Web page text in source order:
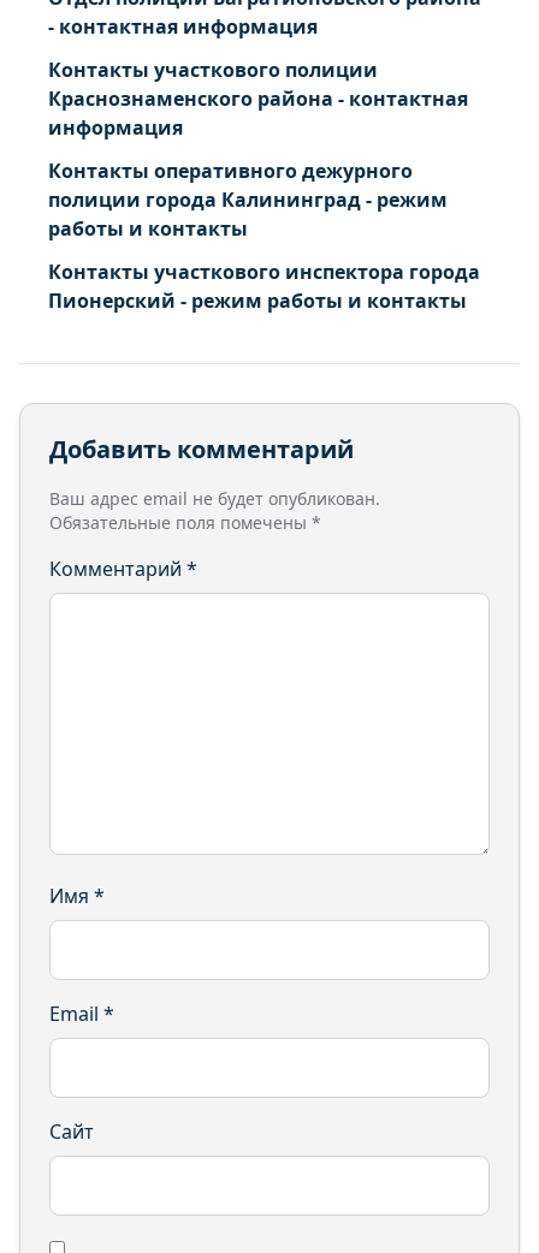
- контактная информация
Контакты участкового полиции
Краснознаменского района - контактная
информация
Контакты оперативного дежурного
полиции города Калининград - режим
работы и контакты
Контакты участкового инспектора города
Пионерский - режим работы и контакты
Добавить комментарий
Ваш адрес email не будет опубликован.
Обязательные поля помечены *
Комментарий *
Имя *
Email *
Сайт